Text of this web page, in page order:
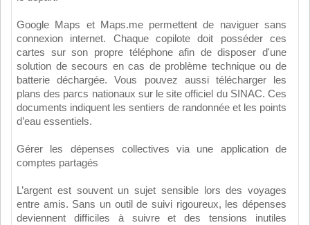
Google Maps et Maps.me permettent de naviguer sans
connexion internet. Chaque copilote doit posséder ces
cartes sur son propre téléphone afin de disposer d'une
solution de secours en cas de problème technique ou de
batterie déchargée. Vous pouvez aussi télécharger les
plans des parcs nationaux sur le site officiel du SINAC. Ces
documents indiquent les sentiers de randonnée et les points
d’eau essentiels.
Gérer les dépenses collectives via une application de
comptes partagés
L’argent est souvent un sujet sensible lors des voyages
entre amis. Sans un outil de suivi rigoureux, les dépenses
deviennent difficiles à suivre et des tensions inutiles